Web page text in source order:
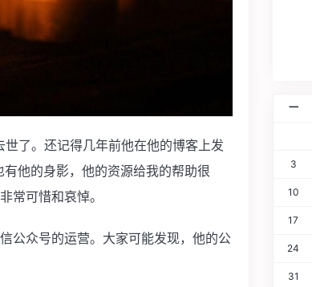
了。还记得几年前他在他的博客上发
他的身影，他的资源给我的帮助很
常可惜和哀悼。
公众号的运营。大家可能发现，他的公
一
3
10
17
24
31